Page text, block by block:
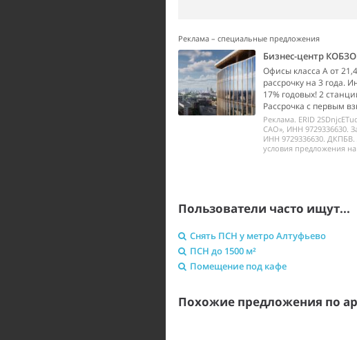
Реклама – специальные предложения
Бизнес-центр
Офисы класса А от
рассрочку на 3 года.
17% годовых! 2
Рассрочка с первым
Реклама. ERID
САО», ИНН 9729336630.
ИНН 9729336630.
условия предложения
Пользователи часто ищут...
Снять ПСН у метро Алтуфьево
ПСН до 1500 м²
Помещение под кафе
Похожие предложения по